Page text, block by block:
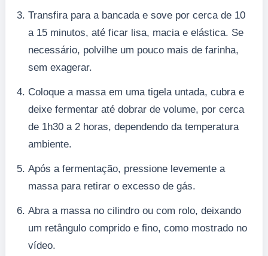
Transfira para a bancada e sove por cerca de 10
a 15 minutos, até ficar lisa, macia e elástica. Se
necessário, polvilhe um pouco mais de farinha,
sem exagerar.
Coloque a massa em uma tigela untada, cubra e
deixe fermentar até dobrar de volume, por cerca
de 1h30 a 2 horas, dependendo da temperatura
ambiente.
Após a fermentação, pressione levemente a
massa para retirar o excesso de gás.
Abra a massa no cilindro ou com rolo, deixando
um retângulo comprido e fino, como mostrado no
vídeo.